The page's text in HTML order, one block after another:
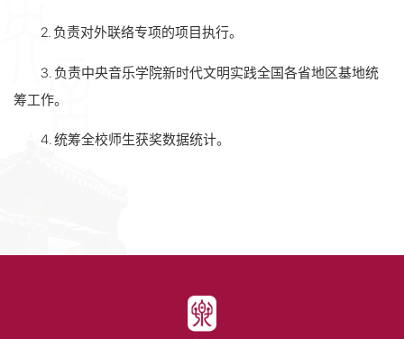
2. 负责对外联络专项的项目执行。
3. 负责中央音乐学院新时代文明实践全国各省地区基地统
筹工作。
4. 统筹全校师生获奖数据统计。